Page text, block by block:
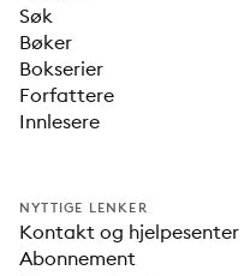
Søk
Bøker
Bokserier
Forfattere
Innlesere
NYTTIGE LENKER
Kontakt og hjelpesenter
Abonnement